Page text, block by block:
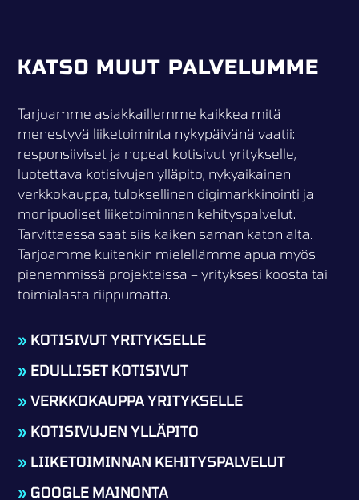
KATSO MUUT PALVELUMME
Tarjoamme asiakkaillemme kaikkea mitä
menestyvä liiketoiminta nykypäivänä vaatii:
responsiiviset ja nopeat kotisivut yritykselle,
luotettava kotisivujen ylläpito, nykyaikainen
verkkokauppa, tuloksellinen digimarkkinointi ja
monipuoliset liiketoiminnan kehityspalvelut.
Tarvittaessa saat siis kaiken saman katon alta.
Tarjoamme kuitenkin mielellämme apua myös
pienemmissä projekteissa – yrityksesi koosta tai
toimialasta riippumatta.
» KOTISIVUT YRITYKSELLE
» EDULLISET KOTISIVUT
» VERKKOKAUPPA YRITYKSELLE
» KOTISIVUJEN YLLÄPITO
» LIIKETOIMINNAN KEHITYSPALVELUT
» GOOGLE MAINONTA